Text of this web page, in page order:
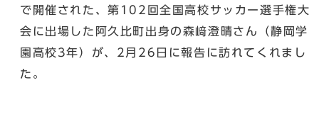
で開催された、第102回全国高校サッカー選手権大
会に出場した阿久比町出身の森﨑澄晴さん（静岡学
園高校3年）が、2月26日に報告に訪れてくれまし
た。